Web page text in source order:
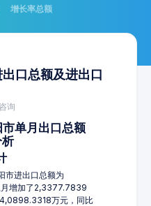
增长率总额
口总额及进出口
询
单月出口总额
市进出口总额为
增加了2,3377.7839
万元，同比